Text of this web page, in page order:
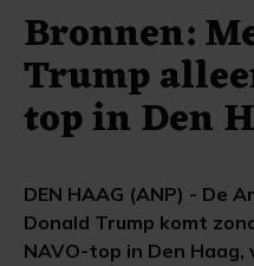
Bronnen:
Trump
top in Den
DEN HAAG (ANP) - De
Donald Trump komt
NAVO-top in Den